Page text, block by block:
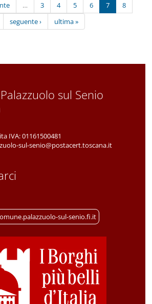
… 3 4 5 6 7
8
seguente › ultima »
sul Senio
IVA:01161500481
sul-senio@postacert.toscana.it
sul-senio.fi.it